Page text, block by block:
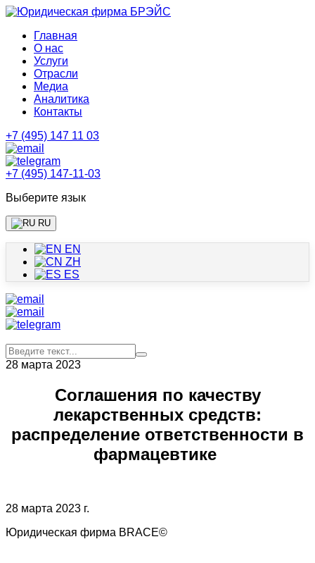
Главная
О нас
Услуги
Отрасли
Медиа
Аналитика
Контакты
+7 (495) 147 11 03
+7 (495) 147-11-03
Выберите язык
RU
EN
ZH
ES
28 марта 2023
Соглашения по качеству
лекарственных средств:
распределение ответственности в
фармацевтике
28 марта 2023 г.
Юридическая фирма BRACE©